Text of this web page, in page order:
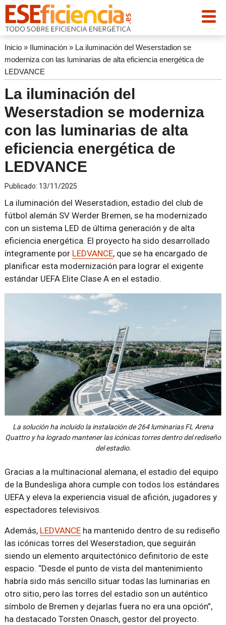
Inicio» Iluminación» La iluminación del Weserstadion se
moderniza con las luminarias de alta eficiencia energética de
LEDVANCE
La iluminación del
Weserstadion se moderniza
con las luminarias de alta
eficiencia energética de
LEDVANCE
Publicado: 13/11/2025
La iluminación del Weserstadion, estadio del club de
fútbol alemán SV Werder Bremen, se ha modernizado
con un sistema LED de última generación y de alta
eficiencia energética. El proyecto ha sido desarrollado
íntegramente por LEDVANCE, que se ha encargado de
planificar esta modernización para lograr el exigente
estándar UEFA Elite Clase A en el estadio.
La solución ha incluido la instalación de 264 luminarias FL Arena
Quattro y ha logrado mantener las icónicas torres dentro del rediseño
del estadio.
Gracias a la multinacional alemana, el estadio del equipo
de la Bundesliga ahora cumple con todos los estándares
UEFA y eleva la experiencia visual de afición, jugadores y
espectadores televisivos.
Además, LEDVANCEha mantenido dentro de su rediseño
las icónicas torres del Weserstadion, que seguirán
siendo un elemento arquitectónico definitorio de este
espacio. “Desde el punto de vista del mantenimiento
habría sido más sencillo situar todas las luminarias en
otro sitio, pero las torres del estadio son un auténtico
símbolo de Bremen y dejarlas fuera no era una opción”,
ha destacado Torsten Onasch, gestor del proyecto.